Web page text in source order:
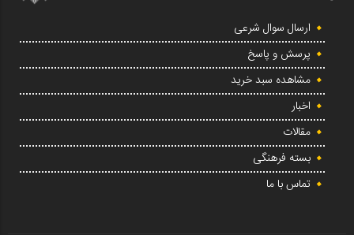
ارسال سوال شرعی
پرسش و پاسخ
مشاهده سبد خرید
اخبار
مقالات
بسته فرهنگی
تماس با ما